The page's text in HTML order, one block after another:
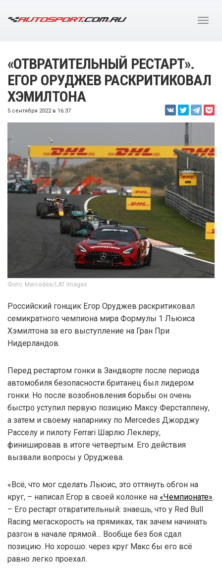
«ОТВРАТИТЕЛЬНЫЙ РЕСТАРТ».
ЕГОР ОРУДЖЕВ РАСКРИТИКОВАЛ
ХЭМИЛТОНА
5 сентября 2022 в 16:37
Фото: Mercedes/LAT Images
Российский гонщик Егор Оруджев раскритиковал
семикратного чемпиона мира Формулы 1 Льюиса
Хэмилтона за его выступление на Гран При
Нидерландов.
Перед рестартом гонки в Зандворте после периода
автомобиля безопасности британец был лидером
гонки. Но после возобновления борьбы он очень
быстро уступил первую позицию Максу Ферстаппену,
а затем и своему напарнику по Mercedes Джорджу
Расселу и пилоту Ferrari Шарлю Леклеру,
финишировав в итоге четвертым. Его действия
вызвали вопросы у Оруджева.
«Всё, что мог сделать Льюис, это оттянуть обгон на
круг, – написал Егор в своей колонке на «Чемпионате».
– Его рестарт отвратительный: знаешь, что у Red Bull
Racing мегаскорость на прямиках, так зачем начинать
разгон в начале прямой… Вообще без боя сдал
позицию. Но хорошо: через круг Макс бы его всё
равно легко проехал.